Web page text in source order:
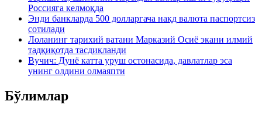
Россияга келмоқда
Энди банкларда 500 долларгача нақд валюта паспортсиз
сотилади
Лоланинг тарихий ватани Марказий Осиё экани илмий
тадқиқотда тасдиқланди
Вучич: Дунё катта уруш остонасида, давлатлар эса
унинг олдини олмаяпти
Бўлимлар